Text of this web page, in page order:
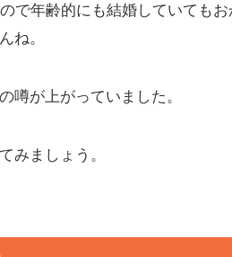
で年齢的にも結婚していても
ね。
噂が上がっていました。
みましょう。